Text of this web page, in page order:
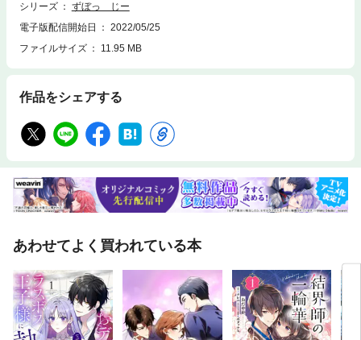
シリーズ
ずぼっ じー
電子版配信開始日
2022/05/25
ファイルサイズ
11.95 MB
作品をシェアする
あわせてよく買われている本